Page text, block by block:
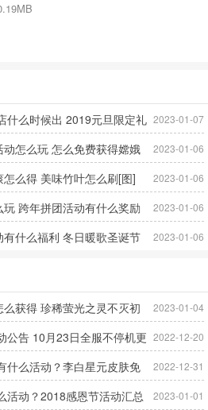
请各位玩家持续关注。
什么时候出 2019元旦限定礼 2023-01-07
怎么玩 怎么免费获得嫦娥 2023-01-06
么得 美味竹叶怎么刷[图] 2023-01-06
跨年拼团活动有什么奖励 2023-01-06
什么福利 冬日暖歌圣诞节
2023-01-06
获得 珍稀萤光之灵不灭初
2023-01-04
公告 10月23日全服不停机更 2022-12-20
什么活动？李白星元皮肤免
2022-12-31
活动？2018感恩节活动汇总 2023-01-01